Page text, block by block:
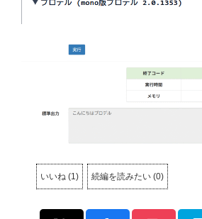
いいね (1) 続編を読みたい (0)